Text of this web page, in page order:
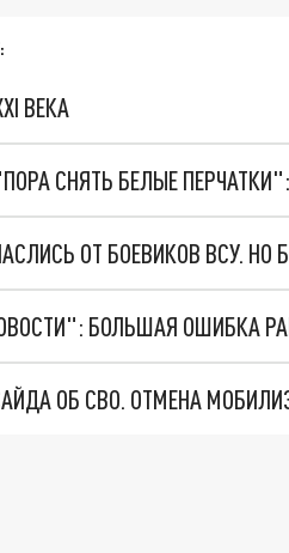
ВЕКА
СНЯТЬ БЕЛЫЕ
ОТ БОЕВИКОВ ВСУ.